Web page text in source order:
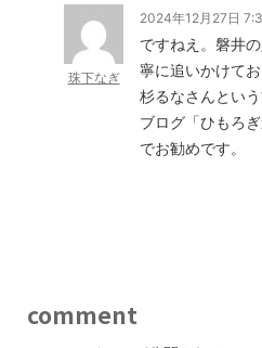
珠下なぎ
2024年12月27日
ですねえ。磐井
寧に追いかけて
杉るなさんとい
ブログ「ひもろ
でお勧めです。
comment